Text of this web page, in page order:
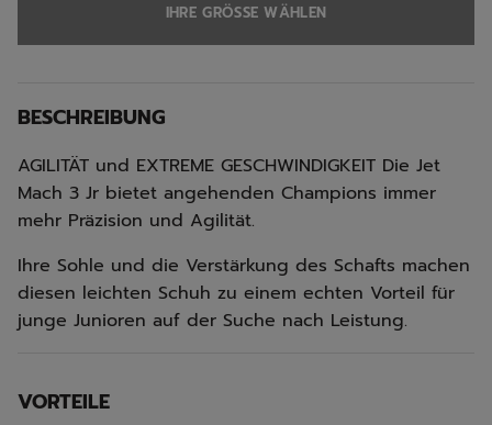
IHRE GRÖSSE WÄHLEN
BESCHREIBUNG
AGILITÄT und EXTREME GESCHWINDIGKEIT Die Jet
Mach 3 Jr bietet angehenden Champions immer
mehr Präzision und Agilität.
Ihre Sohle und die Verstärkung des Schafts machen
diesen leichten Schuh zu einem echten Vorteil für
junge Junioren auf der Suche nach Leistung.
VORTEILE